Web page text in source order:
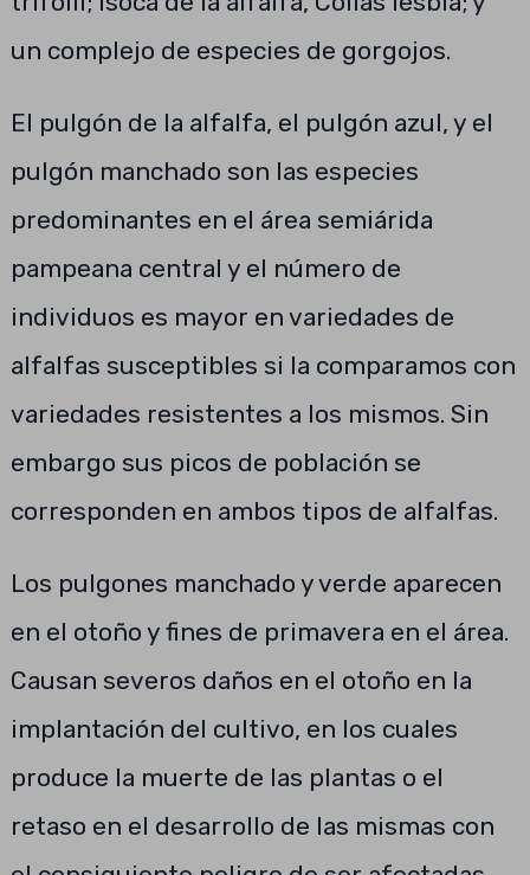
un complejo de especies de gorgojos.
El pulgón de la alfalfa, el pulgón azul, y el
pulgón manchado son las especies
predominantes en el área semiárida
pampeana central y el número de
individuos es mayor en variedades de
alfalfas susceptibles si la comparamos con
variedades resistentes a los mismos. Sin
embargo sus picos de población se
corresponden en ambos tipos de alfalfas.
Los pulgones manchado y verde aparecen
en el otoño y fines de primavera en el área.
Causan severos daños en el otoño en la
implantación del cultivo, en los cuales
produce la muerte de las plantas o el
retaso en el desarrollo de las mismas con